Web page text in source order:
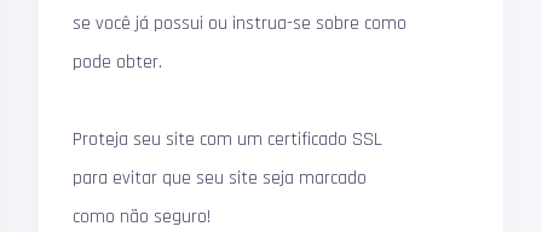
se você já possui ou instrua-se sobre como
pode obter.
Proteja seu site com um certificado SSL
para evitar que seu site seja marcado
como não seguro!